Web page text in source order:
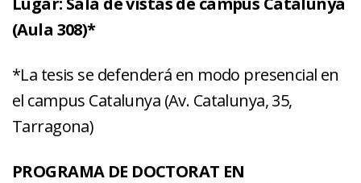
(Aula 308)*
*La tesis se defenderá en modo presencial en
el campus Catalunya (Av. Catalunya, 35,
Tarragona)
PROGRAMA DE DOCTORAT EN